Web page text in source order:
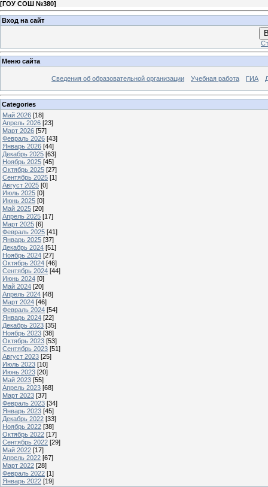
[ГОУ СОШ №380]
Вход на сайт
Меню сайта
Сведения об образовательной организации Учебная работа ГИА
Categories
Май 2026 [18]
Апрель 2026 [23]
Март 2026 [57]
Февраль 2026 [43]
Январь 2026 [44]
Декабрь 2025 [63]
Ноябрь 2025 [45]
Октябрь 2025 [27]
Сентябрь 2025 [1]
Август 2025 [0]
Июль 2025 [0]
Июнь 2025 [0]
Май 2025 [20]
Апрель 2025 [17]
Март 2025 [6]
Февраль 2025 [41]
Январь 2025 [37]
Декабрь 2024 [51]
Ноябрь 2024 [27]
Октябрь 2024 [46]
Сентябрь 2024 [44]
Июнь 2024 [0]
Май 2024 [20]
Апрель 2024 [48]
Март 2024 [46]
Февраль 2024 [54]
Январь 2024 [22]
Декабрь 2023 [35]
Ноябрь 2023 [38]
Октябрь 2023 [53]
Сентябрь 2023 [51]
Август 2023 [25]
Июль 2023 [10]
Июнь 2023 [20]
Май 2023 [55]
Апрель 2023 [68]
Март 2023 [37]
Февраль 2023 [34]
Январь 2023 [45]
Декабрь 2022 [33]
Ноябрь 2022 [38]
Октябрь 2022 [17]
Сентябрь 2022 [29]
Май 2022 [17]
Апрель 2022 [67]
Март 2022 [28]
Февраль 2022 [1]
Январь 2022 [19]